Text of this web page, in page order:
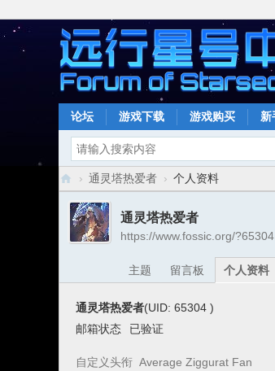
论坛 游戏下载 游戏购买 新
远
› 通灵塔热爱者 › 个人资料
通灵塔热爱者
https://www.fossic.org/?65304
主题 留言板 个人资料
通灵塔热爱者(UID: 65304 )
邮箱状态
已验证
自定义头衔 Average Ziggurat Fan